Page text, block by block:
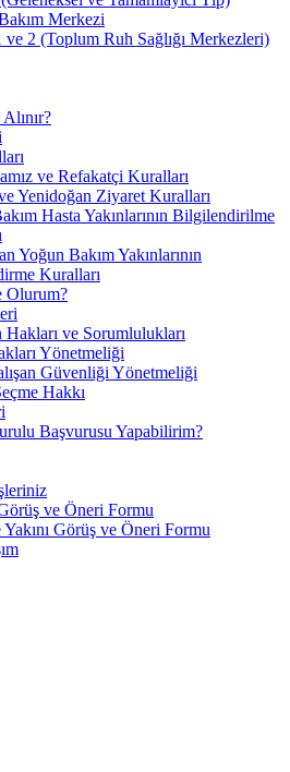
Merkezi
2 (Toplum Ruh Sağlığı Merkezleri)
ve Refakatçi Kuralları
Yenidoğan Ziyaret Kuralları
Hasta Yakınlarının Bilgilendirilme
Yoğun Bakım Yakınlarının
Kuralları
Olurum?
Hakları ve Sorumlulukları
Yönetmeliği
Güvenliği Yönetmeliği
Hakkı
Başvurusu Yapabilirim?
ve Öneri Formu
Yakını Görüş ve Öneri Formu